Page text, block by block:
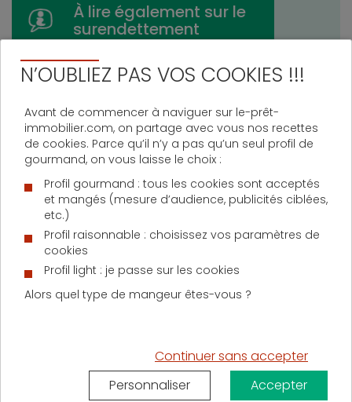
À lire également sur le
surendettement
Les recours face à une situation de
surendettement
Surendettement : tout comprendre et
comment y faire face
Le nombre de dossiers de
surendettement est en baisse, sauf
chez les plus modestes
Rachat de crédit : comment éviter le
surendettement ?
Surendettement : les français doivent
en moyenne 39 700 euros
En cas de surendettement, vendre
son logement peut être imposé par la
N’OUBLIEZ PAS VOS COOKIES !!!
Avant de commencer à naviguer sur le-prêt-
immobilier.com, on partage avec vous nos recettes
de cookies. Parce qu’il n’y a pas qu’un seul profil de
gourmand, on vous laisse le choix :
Profil gourmand : tous les cookies sont acceptés
et mangés (mesure d’audience, publicités ciblées,
etc.)
Profil raisonnable : choisissez vos paramètres de
cookies
Profil light : je passe sur les cookies
Alors quel type de mangeur êtes-vous ?
Continuer sans accepter
Personnaliser
Accepter